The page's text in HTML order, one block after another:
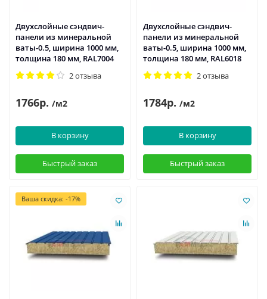
Двухслойные сэндвич-
панели из минеральной
ваты-0.5, ширина 1000 мм,
толщина 180 мм, RAL7004
2 отзыва
1766р. /м2
В корзину
Быстрый заказ
Двухслойные сэндвич-
панели из минеральной
ваты-0.5, ширина 1000 мм,
толщина 180 мм, RAL6018
2 отзыва
1784р. /м2
В корзину
Быстрый заказ
Ваша скидка: -17%